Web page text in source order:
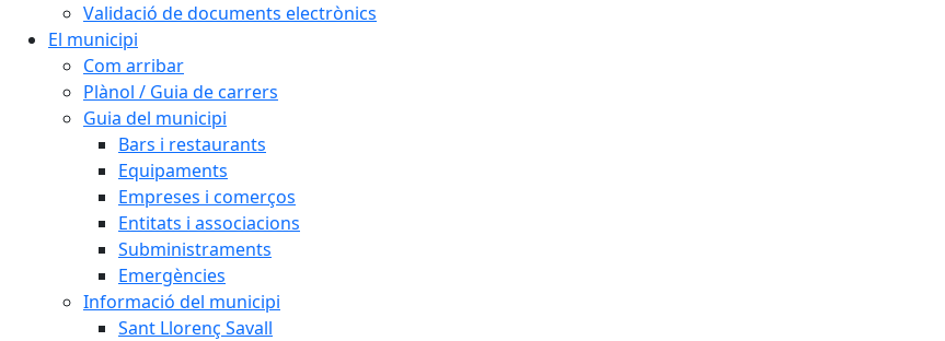
Validació de documents electrònics
El municipi
Com arribar
Plànol / Guia de carrers
Guia del municipi
Bars i restaurants
Equipaments
Empreses i comerços
Entitats i associacions
Subministraments
Emergències
Informació del municipi
Sant Llorenç Savall